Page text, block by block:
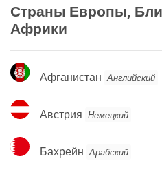
Страны Европы,
Африки
Афганистан
Афганистан Английский
Австрия
Австрия Немецкий
Бахрейн
Бахрейн Арабский